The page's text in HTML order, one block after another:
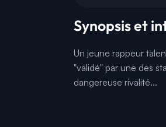
Synopsis et
Un jeune rappeur
"validé" par une des
dangereuse rivalité...